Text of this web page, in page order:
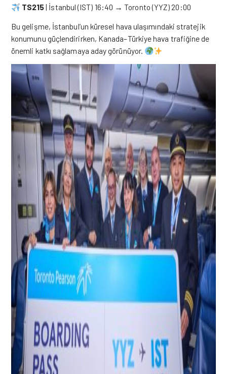
TS215| İstanbul (IST) 16:40 → Toronto (YYZ) 20:00
Bu gelişme, İstanbul’un küresel hava ulaşımındaki stratejik
konumunu güçlendirirken, Kanada–Türkiye hava trafiğine de
önemli katkı sağlamaya aday görünüyor.